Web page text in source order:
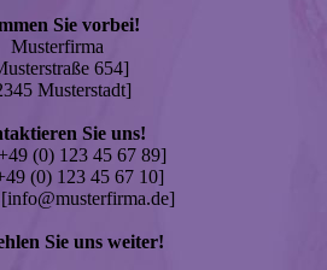
Sie vorbei!
Musterfirma
654]
Musterstadt]
Sie uns!
(0) 123 45 67 89]
(0) 123 45 67 10]
Sie uns weiter!